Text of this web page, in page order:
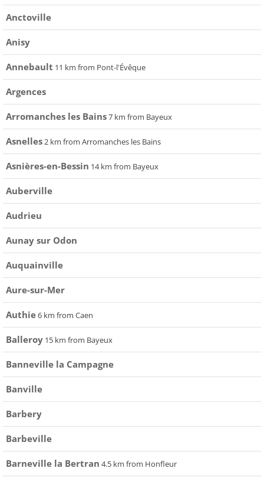
Anctoville
Anisy
Annebault 11 km from Pont-l'Évêque
Argences
Arromanches les Bains7 km from Bayeux
Asnelles2 km from Arromanches les Bains
Asnières-en-Bessin 14 km from Bayeux
Auberville
Audrieu
Aunay sur Odon
Auquainville
Aure-sur-Mer
Authie6 km from Caen
Balleroy 15 km from Bayeux
Banneville la Campagne
Banville
Barbery
Barbeville
Barneville la Bertran 4.5 km from Honfleur